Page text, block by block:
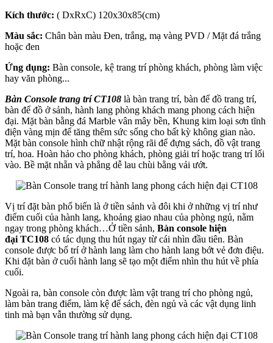
Kích thước: ( DxRxC) 120x30x85(cm)
Màu sắc: Chân bàn màu Đen, trắng, mạ vàng PVD / Mặt đá trắng
hoặc đen
Ứng dụng: Bàn console, kệ trang trí phòng khách, phòng làm việc
hay văn phòng...
Bàn Console trang trí CT108 là bàn trang trí, bàn để đồ trang trí,
bàn để đồ ở sảnh, hành lang phòng khách mang phong cách hiện
đại. Mặt bàn bằng đá Marble vân mây bền, Khung kim loại sơn tĩnh
điện vàng mịn để tăng thêm sức sống cho bất kỳ không gian nào.
Mặt bàn console hình chữ nhật rộng rãi để đựng sách, đồ vật trang
trí, hoa. Hoàn hảo cho phòng khách, phòng giải trí hoặc trang trí lối
vào. Bề mặt nhẵn và phẳng dễ lau chùi bằng vải ướt.
Vị trí đặt bàn phổ biến là ở tiền sảnh và đôi khi ở những vị trí như
điểm cuối của hành lang, khoảng giao nhau của phòng ngủ, nằm
ngay trong phòng khách…Ở tiền sảnh, Bàn console hiện
đại TC108 có tác dụng thu hút ngay từ cái nhìn đầu tiên. Bàn
console được bố trí ở hành lang làm cho hành lang bớt vẻ đơn điệu.
Khi đặt bàn ở cuối hành lang sẽ tạo một điểm nhìn thu hút về phía
cuối.
Ngoài ra, bàn console còn được làm vật trang trí cho phòng ngủ,
làm bàn trang điểm, làm kệ để sách, đèn ngủ và các vật dụng linh
tinh mà bạn vẫn thường sử dụng.